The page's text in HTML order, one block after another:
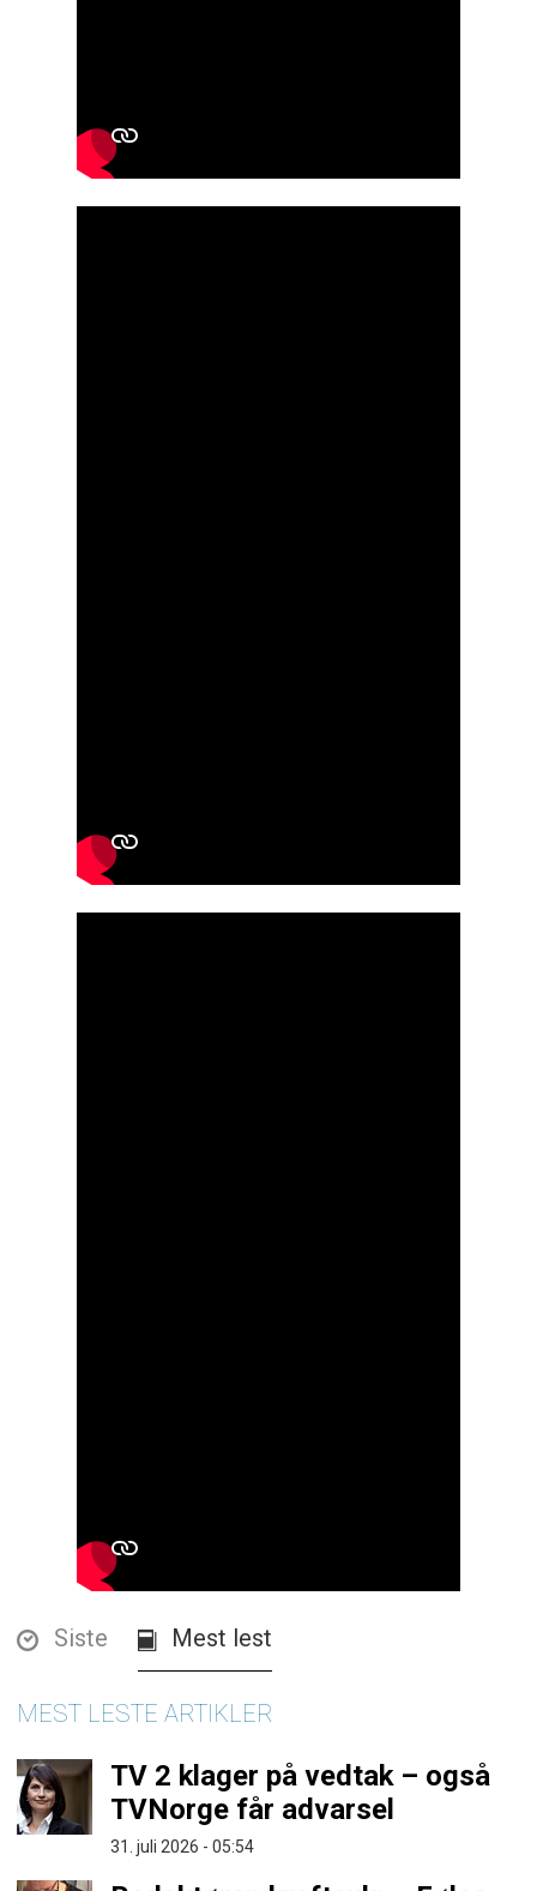
Siste Mest lest
MEST LESTE ARTIKLER
TV 2 klager på vedtak – også
TVNorge får advarsel
31. juli 2026 - 05:54